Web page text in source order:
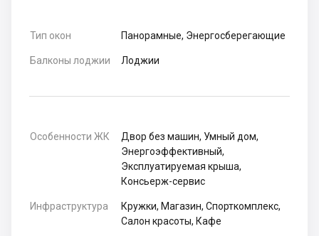
Тип окон Панорамные, Энергосберегающие
Балконы лоджии Лоджии
Особенности ЖК
Двор без машин, Умный дом,
Энергоэффективный,
Эксплуатируемая крыша,
Консьерж-сервис
Инфраструктура
Кружки, Магазин, Спорткомплекс,
Салон красоты, Кафе